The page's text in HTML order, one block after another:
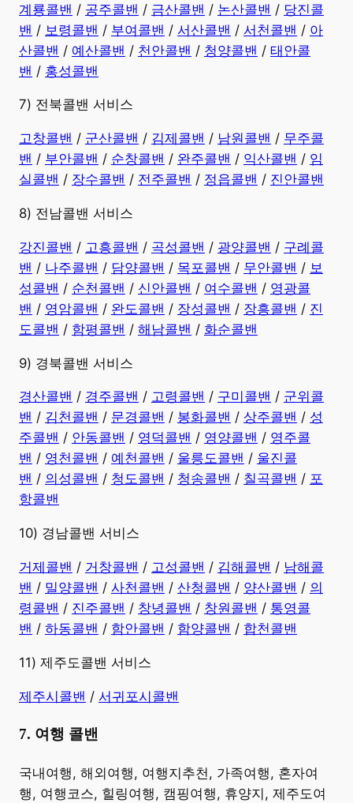
계룡콜밴 / 공주콜밴 / 금산콜밴 / 논산콜밴 / 당진콜
밴 / 보령콜밴 / 부여콜밴 / 서산콜밴 / 서천콜밴 / 아
산콜밴 / 예산콜밴 / 천안콜밴 / 청양콜밴 / 태안콜
밴 / 홍성콜밴
7) 전북콜밴 서비스
고창콜밴 / 군산콜밴 / 김제콜밴 / 남원콜밴 / 무주콜
밴 / 부안콜밴 / 순창콜밴 / 완주콜밴 / 익산콜밴 / 임
실콜밴 / 장수콜밴 / 전주콜밴 / 정읍콜밴 / 진안콜밴
8) 전남콜밴 서비스
강진콜밴 / 고흥콜밴 / 곡성콜밴 / 광양콜밴 / 구례콜
밴 / 나주콜밴 / 담양콜밴 / 목포콜밴 / 무안콜밴 / 보
성콜밴 / 순천콜밴 / 신안콜밴 / 여수콜밴 / 영광콜
밴 / 영암콜밴 / 완도콜밴 / 장성콜밴 / 장흥콜밴 / 진
도콜밴 / 함평콜밴 / 해남콜밴 / 화순콜밴
9) 경북콜밴 서비스
경산콜밴 / 경주콜밴 / 고령콜밴 / 구미콜밴 / 군위콜
밴 / 김천콜밴 / 문경콜밴 / 봉화콜밴 / 상주콜밴 / 성
주콜밴 / 안동콜밴 / 영덕콜밴 / 영양콜밴 / 영주콜
밴 / 영천콜밴 / 예천콜밴 / 울릉도콜밴 / 울진콜
밴 / 의성콜밴 / 청도콜밴 / 청송콜밴 / 칠곡콜밴 / 포
항콜밴
10) 경남콜밴 서비스
​거제콜밴 / 거창콜밴 / 고성콜밴 / 김해콜밴 / 남해콜
밴 / 밀양콜밴 / 사천콜밴 / 산청콜밴 / 양산콜밴 / 의
령콜밴 / 진주콜밴 / 창녕콜밴 / 창원콜밴 / 통영콜
밴 / 하동콜밴 / 함안콜밴 / 함양콜밴 / 합천콜밴
11) 제주도콜밴 서비스
제주시콜밴 / 서귀포시콜밴
7. 여행 콜밴
​국내여행, 해외여행, 여행지추천, 가족여행, 혼자여
행, 여행코스, 힐링여행, 캠핑여행, 휴양지, 제주도여